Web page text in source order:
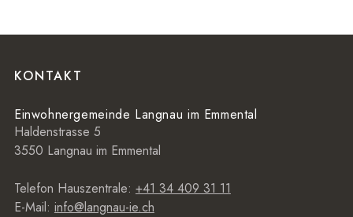
KONTAKT
Einwohnergemeinde Langnau im Emmental
Haldenstrasse 5
3550 Langnau im Emmental
Telefon Hauszentrale: +41 34 409 31 11
E-Mail: info@langnau-ie.ch